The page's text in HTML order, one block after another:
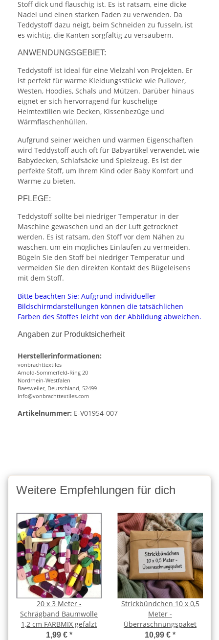
Stoff dick und flauschig ist. Es ist ratsam, eine dicke
Nadel und einen starken Faden zu verwenden. Da
Teddystoff dazu neigt, beim Schneiden zu fusseln, ist
es wichtig, die Kanten sorgfältig zu versäubern.
ANWENDUNGSGEBIET:
Teddystoff ist ideal für eine Vielzahl von Projekten. Er
ist perfekt für warme Kleidungsstücke wie Pullover,
Westen, Hoodies, Schals und Mützen. Darüber hinaus
eignet er sich hervorragend für kuschelige
Heimtextilien wie Decken, Kissenbezüge und
Wärmflaschenhüllen.
Aufgrund seiner weichen und warmen Eigenschaften
wird Teddystoff auch oft für Babyartikel verwendet, wie
Babydecken, Schlafsäcke und Spielzeug. Es ist der
perfekte Stoff, um Ihrem Kind oder Baby Komfort und
Wärme zu bieten.
PFLEGE:
Teddystoff sollte bei niedriger Temperatur in der
Maschine gewaschen und an der Luft getrocknet
werden. Es ist ratsam, den Stoff vor dem Nähen zu
waschen, um ein mögliches Einlaufen zu vermeiden.
Bügeln Sie den Stoff bei niedriger Temperatur und
vermeiden Sie den direkten Kontakt des Bügeleisens
mit dem Stoff.
Bitte beachten Sie: Aufgrund individueller
Bildschirmdarstellungen können die tatsächlichen
Farben des Stoffes leicht von der Abbildung abweichen.
Angaben zur Produktsicherheit
Herstellerinformationen:
vonbrachttextiles
Arnold-Sommerfeld-Ring 20
Nordrhein-Westfalen
Baesweiler, Deutschland, 52499
info@vonbrachttextiles.com
Artikelnummer: E-V01954-007
Weitere Empfehlungen für dich
20 x 3 Meter -
Schrägband Baumwolle
1,2 cm FARBMIX gefalzt
1,99 € *
Strickbündchen 10 x 0,5
Meter -
Überraschnungspaket
10,99 € *